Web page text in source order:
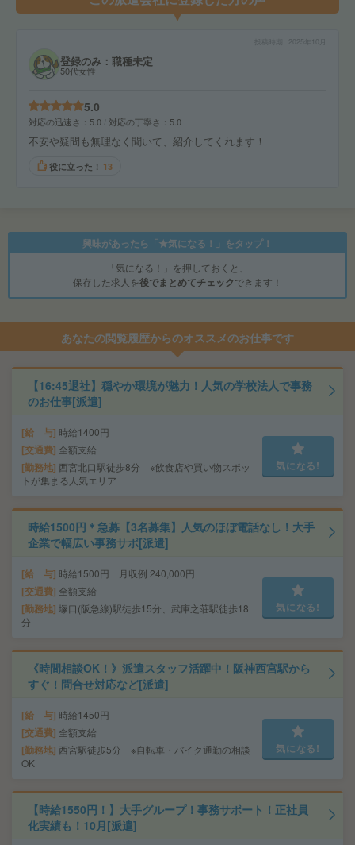
2025年10月
登録のみ：職種未定
50代女性
5.0
対応の迅速さ 5.0 対応の丁寧さ 5.0
不安や疑問も無理なく聞いて、紹介してくれます！
役に立った！ 13
興味があったら「★気になる！」をタップ！
「気になる！」を押しておくと、
保存した求人を後でまとめてチェックできます！
あなたの閲覧履歴からのオススメのお仕事です
【16:45退社】穏やか環境が魅力！人気の学校法人で事務
のお仕事[派遣]
給 与 時給1400円
交通費 全額支給
勤務地 西宮北口駅徒歩8分 ※飲食店や買い物スポッ
トが集まる人気エリア
気になる!
時給1500円＊急募【3名募集】人気のほぼ電話なし！大手
企業で幅広い事務サポ[派遣]
給 与 時給1500円 月収例 240,000円
交通費 全額支給
勤務地 塚口(阪急線)駅徒歩15分、武庫之荘駅徒歩18
分
気になる!
《時間相談OK！》派遣スタッフ活躍中！阪神西宮駅から
すぐ！問合せ対応など[派遣]
給 与 時給1450円
交通費 全額支給
勤務地 西宮駅徒歩5分 ※自転車・バイク通勤の相談
OK
気になる!
【時給1550円！】大手グループ！事務サポート！正社員
化実績も！10月[派遣]